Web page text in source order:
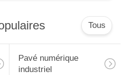
Tous
Pavé numérique
industriel